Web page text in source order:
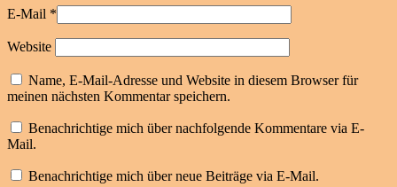
E-Mail *
Website
Name, E-Mail-Adresse und Website in diesem Browser für
meinen nächsten Kommentar speichern.
Benachrichtige mich über nachfolgende Kommentare via E-
Mail.
Benachrichtige mich über neue Beiträge via E-Mail.